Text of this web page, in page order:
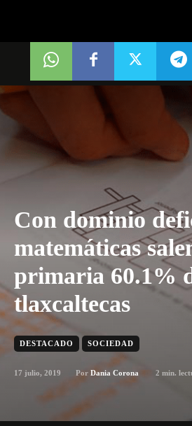
Con dominio
matemáticas
primaria 60.1%
tlaxcaltecas
DESTACADO SOCIEDAD
17 julio, 2019 Por Dania Corona 2 min.